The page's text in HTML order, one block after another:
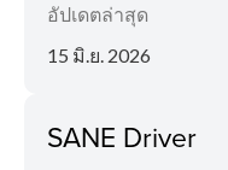
อัปเดตล่าสุด
15 มิ.ย. 2026
SANE Driver